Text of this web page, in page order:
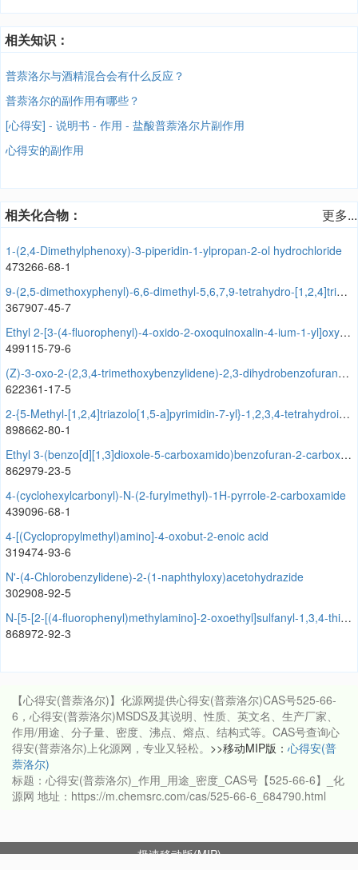
相关知识：
普萘洛尔与酒精混合会有什么反应？
普萘洛尔的副作用有哪些？
[心得安] - 说明书 - 作用 - 盐酸普萘洛尔片副作用
心得安的副作用
相关化合物： 更多...
1-(2,4-Dimethylphenoxy)-3-piperidin-1-ylpropan-2-ol hydrochloride
473266-68-1
9-(2,5-dimethoxyphenyl)-6,6-dimethyl-5,6,7,9-tetrahydro-[1,2,4]triazolo[5,1-b]quinazolin-8(4H)-one
367907-45-7
Ethyl 2-[3-(4-fluorophenyl)-4-oxido-2-oxoquinoxalin-4-ium-1-yl]oxyacetate
499115-79-6
(Z)-3-oxo-2-(2,3,4-trimethoxybenzylidene)-2,3-dihydrobenzofuran-6-yl furan-2-carboxylate
622361-17-5
2-{5-Methyl-[1,2,4]triazolo[1,5-a]pyrimidin-7-yl}-1,2,3,4-tetrahydroisoquinoline
898662-80-1
Ethyl 3-(benzo[d][1,3]dioxole-5-carboxamido)benzofuran-2-carboxylate
862979-23-5
4-(cyclohexylcarbonyl)-N-(2-furylmethyl)-1H-pyrrole-2-carboxamide
439096-68-1
4-[(Cyclopropylmethyl)amino]-4-oxobut-2-enoic acid
319474-93-6
N'-(4-Chlorobenzylidene)-2-(1-naphthyloxy)acetohydrazide
302908-92-5
N-[5-[2-[(4-fluorophenyl)methylamino]-2-oxoethyl]sulfanyl-1,3,4-thiadiazol-2-yl]cyclohexanecarboxamide
868972-92-3
【心得安(普萘洛尔)】化源网提供心得安(普萘洛尔)CAS号525-66-
6，心得安(普萘洛尔)MSDS及其说明、性质、英文名、生产厂家、
作用/用途、分子量、密度、沸点、熔点、结构式等。CAS号查询心
得安(普萘洛尔)上化源网，专业又轻松。 >>移动MIP版： 心得安(普
萘洛尔)
标题：心得安(普萘洛尔)_作用_用途_密度_CAS号【525-66-6】_化
源网 地址：https://m.chemsrc.com/cas/525-66-6_684790.html
极速移动版(MIP)